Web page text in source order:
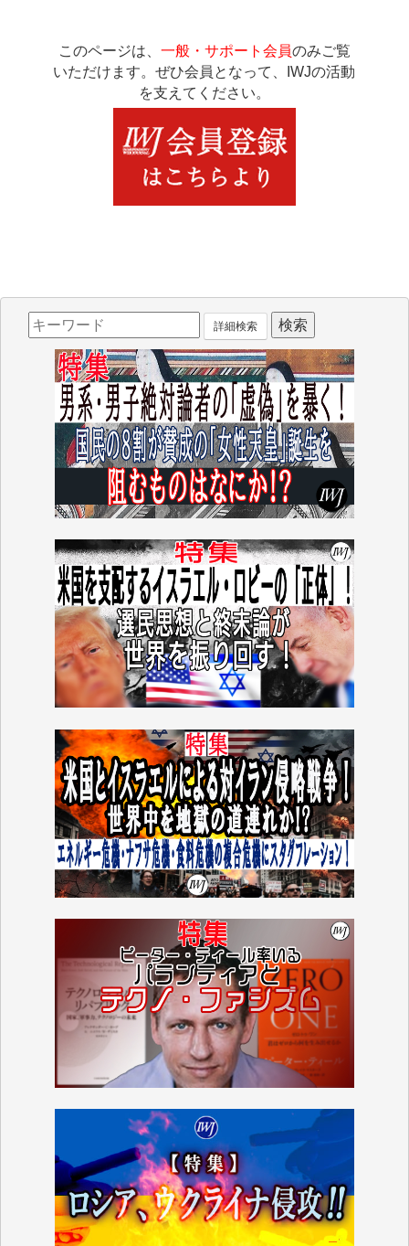
このページは、 一般・サポート会員のみご覧
いただけます。ぜひ会員となって、IWJの活動
を支えてください。
詳細検索